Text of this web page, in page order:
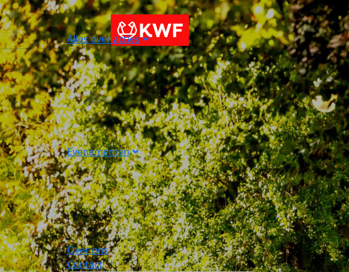
Alles over acties
Evenementen
Over ons
Contact